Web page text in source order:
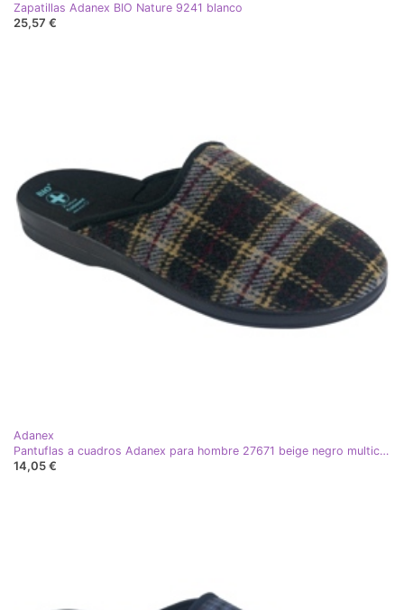
Zapatillas Adanex BIO Nature 9241 blanco
25,57 €
Adanex
Pantuflas a cuadros Adanex para hombre 27671 beige negro multicolor
14,05 €